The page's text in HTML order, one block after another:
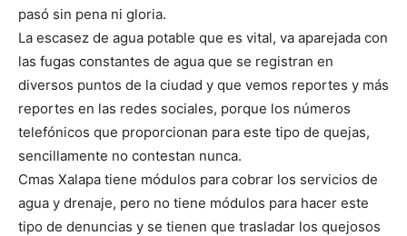
pasó sin pena ni gloria.
La escasez de agua potable que es vital, va aparejada con
las fugas constantes de agua que se registran en
diversos puntos de la ciudad y que vemos reportes y más
reportes en las redes sociales, porque los números
telefónicos que proporcionan para este tipo de quejas,
sencillamente no contestan nunca.
Cmas Xalapa tiene módulos para cobrar los servicios de
agua y drenaje, pero no tiene módulos para hacer este
tipo de denuncias y se tienen que trasladar los quejosos